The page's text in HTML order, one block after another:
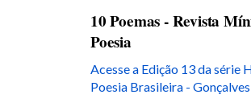
10 Poemas - Revista
Poesia
Acesse a Edição 13 da série
Poesia Brasileira -